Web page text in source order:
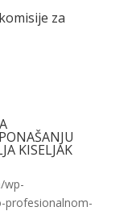
za
KISELJAK
wp-
profesionalnom-